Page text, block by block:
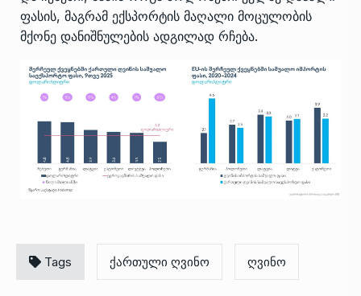
ფასის, მაგრამ ექსპორტის მაღალი მოცულობის
მქონე დანიშნულების ადგილად რჩება.
Tags ქართული ღვინო ღვინო